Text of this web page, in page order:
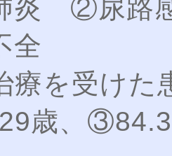
炎 ②尿
を受けた
歳、